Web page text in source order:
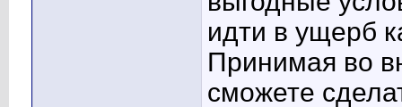
идти в ущерб
Принимая во
сможете